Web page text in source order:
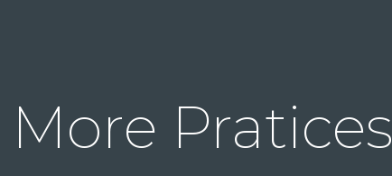
More Pratices